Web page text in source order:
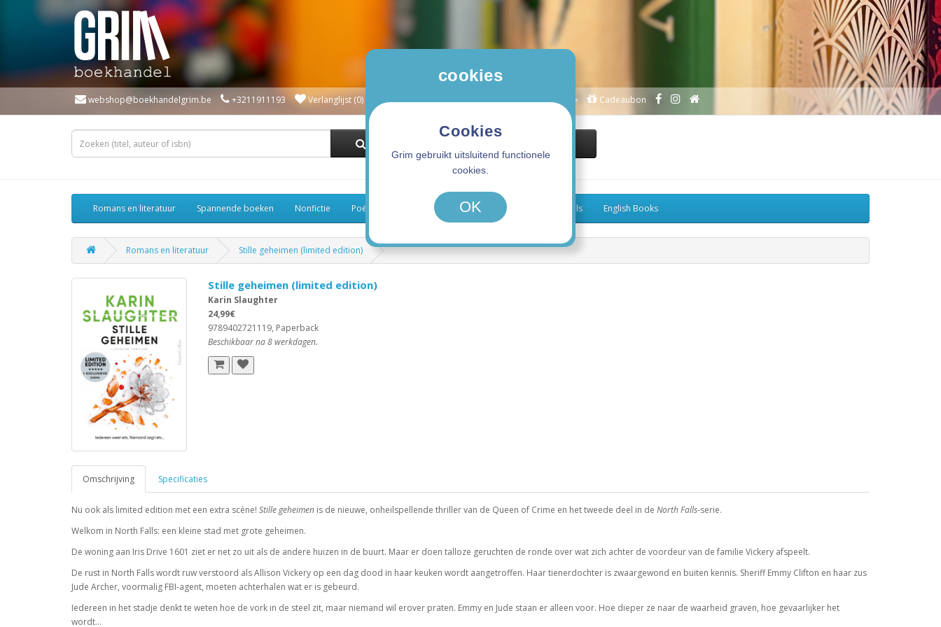
webshop@boekhandelgrim.be +3211911193 Verlanglijst (0) Winkelwagen Afrekenen Mijn Account Cadeaubon
Romans en literatuur Spannende boeken Nonfictie Poëzie Kinderboeken Koken Graphic Novels English Books
Romans en literatuur Stille geheimen (limited edition)
Stille geheimen (limited edition)
Karin Slaughter
24,99€
9789402721119, Paperback
Beschikbaar na 8 werkdagen.
Omschrijving Specificaties
Nu ook als limited edition met een extra scène! Stille geheimen is de nieuwe, onheilspellende thriller van de Queen of Crime en het tweede deel in de North Falls-serie.
Welkom in North Falls: een kleine stad met grote geheimen.
De woning aan Iris Drive 1601 ziet er net zo uit als de andere huizen in de buurt. Maar er doen talloze geruchten de ronde over wat zich achter de voordeur van de familie Vickery afspeelt.
De rust in North Falls wordt ruw verstoord als Allison Vickery op een dag dood in haar keuken wordt aangetroffen. Haar tienerdochter is zwaargewond en buiten kennis. Sheriff Emmy Clifton en haar zus
Jude Archer, voormalig FBI-agent, moeten achterhalen wat er is gebeurd.
Iedereen in het stadje denkt te weten hoe de vork in de steel zit, maar niemand wil erover praten. Emmy en Jude staan er alleen voor. Hoe dieper ze naar de waarheid graven, hoe gevaarlijker het
wordt…
cookies
Cookies
Grim gebruikt uitsluitend functionele
cookies.
OK